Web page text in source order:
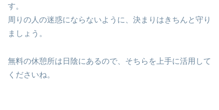
す。
周りの人の迷惑にならないように、決まりはきちんと守り
ましょう。
無料の休憩所は日陰にあるので、そちらを上手に活用して
くださいね。